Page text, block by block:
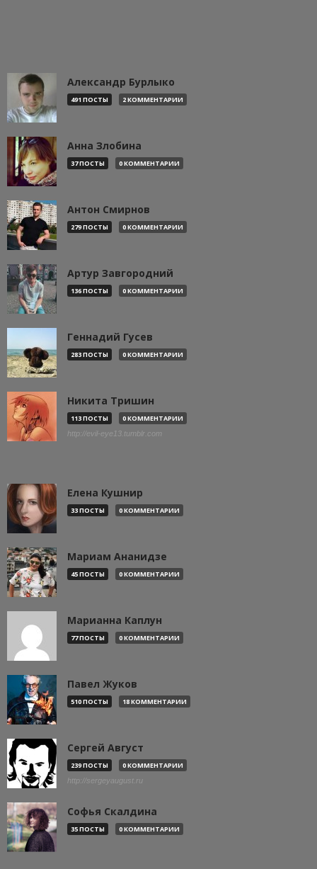
Александр Бурлыко
491 ПОСТЫ 2 КОММЕНТАРИИ
Анна Злобина
37 ПОСТЫ 0 КОММЕНТАРИИ
Антон Смирнов
279 ПОСТЫ 0 КОММЕНТАРИИ
Артур Завгородний
136 ПОСТЫ 0 КОММЕНТАРИИ
Геннадий Гусев
283 ПОСТЫ 0 КОММЕНТАРИИ
Никита Тришин
113 ПОСТЫ 0 КОММЕНТАРИИ
http://evil-eye13.tumblr.com
Елена Кушнир
33 ПОСТЫ 0 КОММЕНТАРИИ
Мариам Ананидзе
45 ПОСТЫ 0 КОММЕНТАРИИ
Марианна Каплун
77 ПОСТЫ 0 КОММЕНТАРИИ
Павел Жуков
510 ПОСТЫ 18 КОММЕНТАРИИ
Сергей Август
239 ПОСТЫ 0 КОММЕНТАРИИ
http://sergeyaugust.ru
Софья Скалдина
35 ПОСТЫ 0 КОММЕНТАРИИ